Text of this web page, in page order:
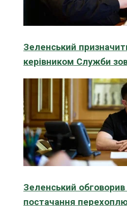
Зеленський
керівником Служби
Зеленський
постачання